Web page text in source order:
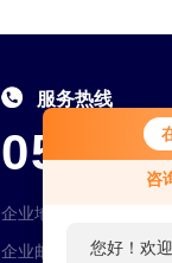
咨
您好！欢
服务热线
0550-
企业地址：安徽省天长
企业邮箱：